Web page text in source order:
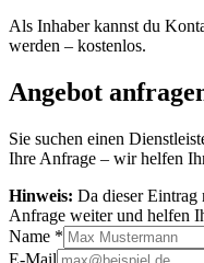
Als Inhaber kannst du
werden – kostenlos.
Angebot
Sie suchen einen
Ihre Anfrage – wir helfen
Hinweis: Da dieser
Anfrage weiter und helfen
Name *
E-Mail